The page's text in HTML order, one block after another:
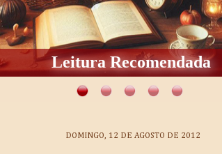
Adaptados Para As Telas
DOMINGO, 12 DE AGOSTO DE 2012